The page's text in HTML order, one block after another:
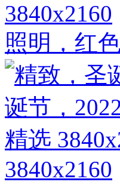
3840x2160
照明，红
3840x2160